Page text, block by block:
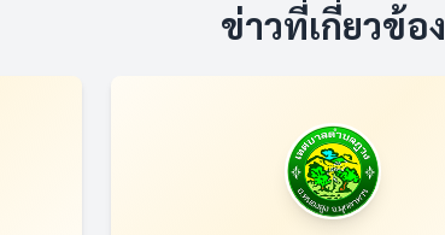
ข่าวที่เกี่ยวข้อง